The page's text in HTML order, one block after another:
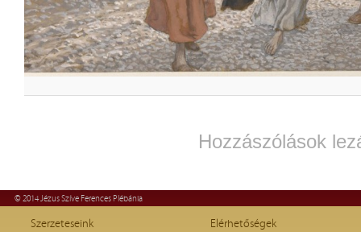
Hozzászólások
© 2014 Jézus Szíve Ferences Plébánia
Szerzeteseink
Elérhetőségek